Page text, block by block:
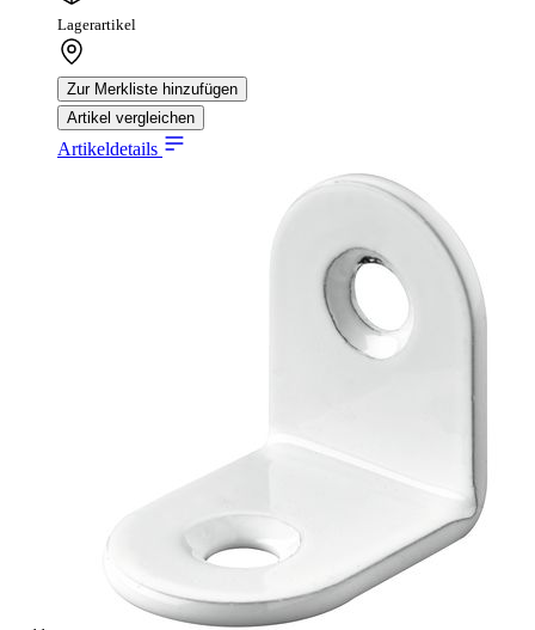
Lagerartikel
Zur Merkliste hinzufügen
Artikel vergleichen
Artikeldetails